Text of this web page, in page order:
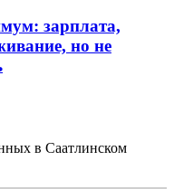
зарплата,
но не
в Саатлинском